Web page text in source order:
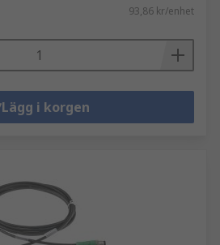
93,86 kr/enhet
Lägg i korgen